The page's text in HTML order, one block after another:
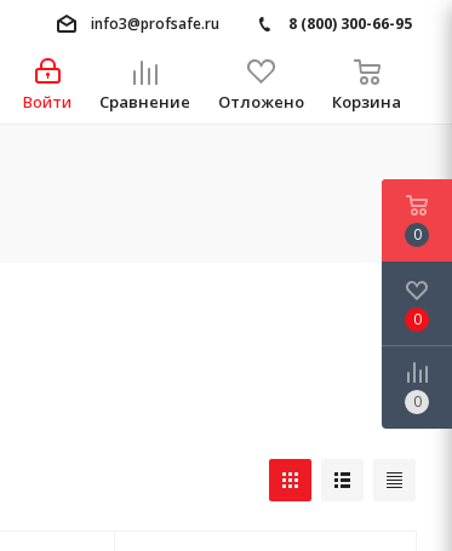
info3@profsafe.ru 8 (800) 300-66-95
Войти Сравнение Отложено Корзина
0
0
0